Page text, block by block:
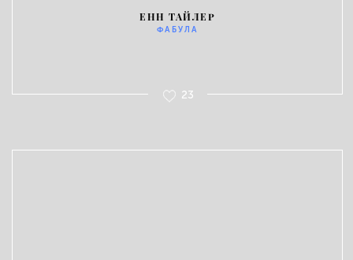
ЕНН ТАЙЛЕР
ФАБУЛА
23